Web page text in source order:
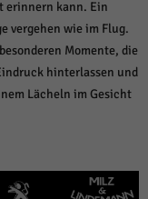
erinnern kann. Ein
vergehen wie im Flug.
Momente, die
hinterlassen und
Lächeln im Gesicht
Publishern verwendet,
indem sie Besucher